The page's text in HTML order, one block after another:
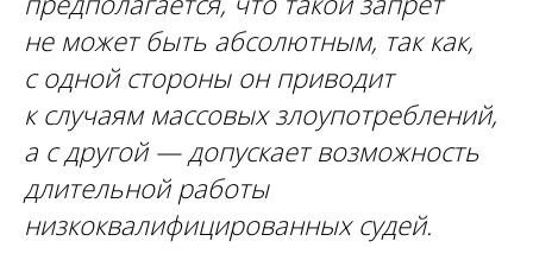
не может быть абсолютным, так как,
с одной стороны он приводит
к случаям массовых злоупотреблений,
а с другой — допускает возможность
длительной работы
низкоквалифицированных судей.